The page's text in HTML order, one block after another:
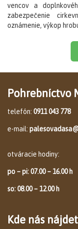
vencov a
zabezpečenie
oznámenie, výkop
Pohrebníctvo
telefón: 0911 043 778
e-mail:
otváracie hodiny:
po – pi: 07.00 – 16.00 h
so: 08.00 – 12.00 h
Kde nás